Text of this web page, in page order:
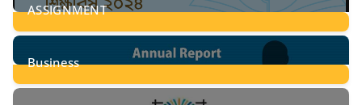
ASSIGNMENT
24Posts
Business
8Posts